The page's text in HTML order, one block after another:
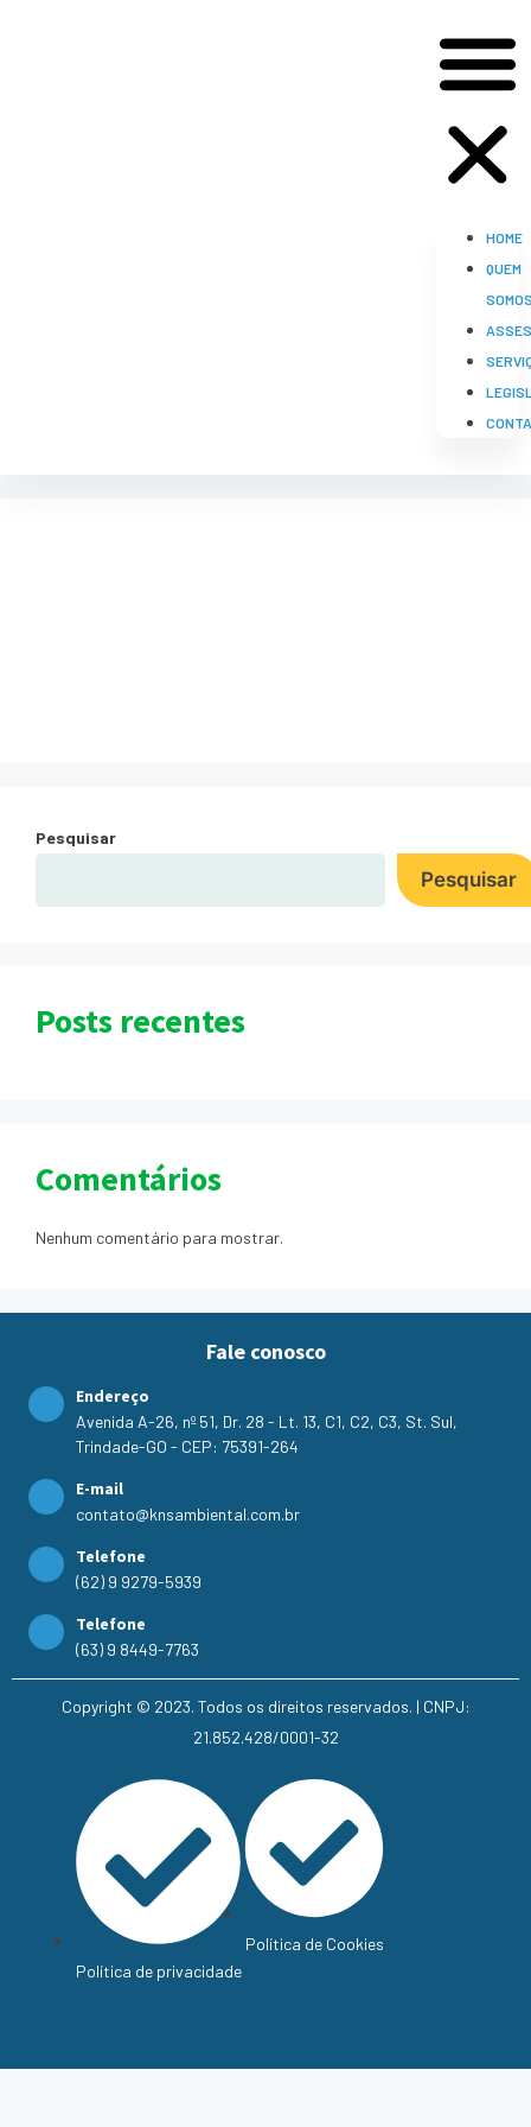
HOME
QUEM
Pesquisar
Pesquisar
Posts recentes
Comentários
Nenhum comentário para mostrar.
Fale conosco
Endereço
Avenida A-26, nº 51, Dr. 28 - Lt. 13, C1, C2, C3, St. Sul,
Trindade-GO - CEP: 75391-264
E-mail
contato@knsambiental.com.br
Telefone
(62) 9 9279-5939
Telefone
(63) 9 8449-7763
Copyright © 2023. Todos os direitos reservados. | CNPJ:
21.852.428/0001-32
Política de privacidade
Política de Cookies